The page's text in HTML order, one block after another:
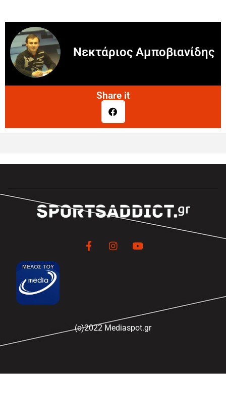
Νεκτάριος Αμποβιανίδης
Share it
(c)2022 Mediaspot.gr